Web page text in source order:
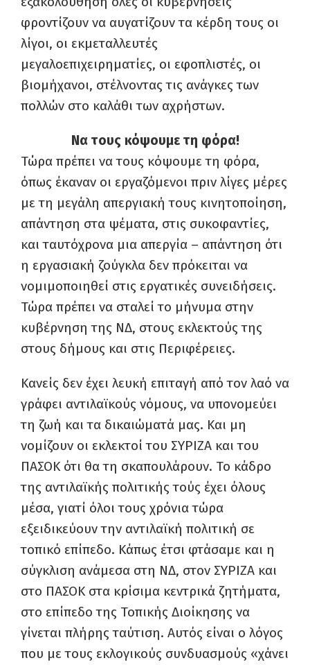
φροντίζουν να αυγατίζουν τα κέρδη τους οι
λίγοι, οι εκμεταλλευτές
μεγαλοεπιχειρηματίες, οι εφοπλιστές, οι
βιομήχανοι, στέλνοντας τις ανάγκες των
πολλών στο καλάθι των αχρήστων.
Να τους κόψουμε τη φόρα!
Τώρα πρέπει να τους κόψουμε τη φόρα,
όπως έκαναν οι εργαζόμενοι πριν λίγες μέρες
με τη μεγάλη απεργιακή τους κινητοποίηση,
απάντηση στα ψέματα, στις συκοφαντίες,
και ταυτόχρονα μια απεργία – απάντηση ότι
η εργασιακή ζούγκλα δεν πρόκειται να
νομιμοποιηθεί στις εργατικές συνειδήσεις.
Τώρα πρέπει να σταλεί το μήνυμα στην
κυβέρνηση της ΝΔ, στους εκλεκτούς της
στους δήμους και στις Περιφέρειες.
Κανείς δεν έχει λευκή επιταγή από τον λαό να
γράφει αντιλαϊκούς νόμους, να υπονομεύει
τη ζωή και τα δικαιώματά μας. Και μη
νομίζουν οι εκλεκτοί του ΣΥΡΙΖΑ και του
ΠΑΣΟΚ ότι θα τη σκαπουλάρουν. Το κάδρο
της αντιλαϊκής πολιτικής τούς έχει όλους
μέσα, γιατί όλοι τους χρόνια τώρα
εξειδικεύουν την αντιλαϊκή πολιτική σε
τοπικό επίπεδο. Κάπως έτσι φτάσαμε και η
σύγκλιση ανάμεσα στη ΝΔ, στον ΣΥΡΙΖΑ και
στο ΠΑΣΟΚ στα κρίσιμα κεντρικά ζητήματα,
στο επίπεδο της Τοπικής Διοίκησης να
γίνεται πλήρης ταύτιση. Αυτός είναι ο λόγος
που με τους εκλογικούς συνδυασμούς «χάνει